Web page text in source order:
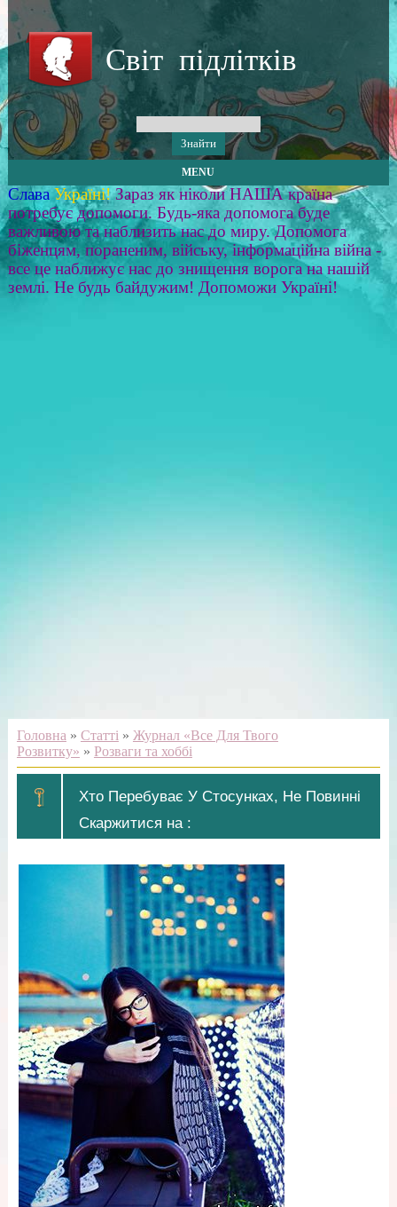
Світ підлітків
MENU
Слава Україні! Зараз як ніколи НАША країна
потребує допомоги. Будь-яка допомога буде
важливою та наблизить нас до миру. Допомога
біженцям, пораненим, війську, інформаційна війна -
все це наближує нас до знищення ворога на нашій
землі. Не будь байдужим! Допоможи Україні!
Головна » Статті » Журнал «Все Для Твого
Розвитку» » Розваги та хоббі
Хто Перебуває У Стосунках, Не Повинні
Скаржитися на :